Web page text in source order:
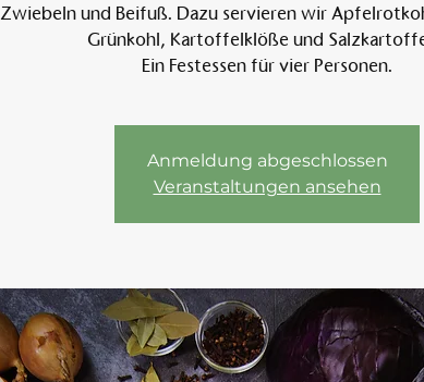
Zwiebeln und Beifuß. Dazu servieren wir
Grünkohl, Kartoffelklöße und
Ein Festessen für vier Personen.
Anmeldung abgeschlossen
Veranstaltungen ansehen